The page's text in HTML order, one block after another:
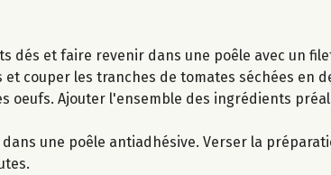
dés et faire revenir dans une poêle avec un
couper les tranches de tomates séchées en
oeufs. Ajouter l'ensemble des ingrédients
une poêle antiadhésive. Verser la